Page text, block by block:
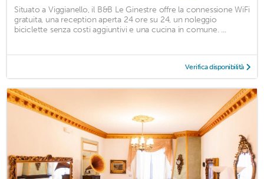
Situato a Viggianello, il B&B Le Ginestre offre la connessione WiFi
gratuita, una reception aperta 24 ore su 24, un noleggio
biciclette senza costi aggiuntivi e una cucina in comune. ...
Verifica disponibilità